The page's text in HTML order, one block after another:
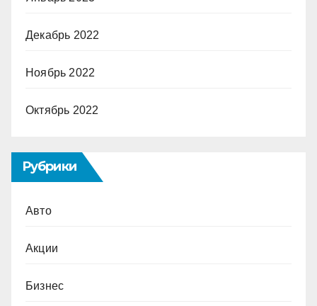
Декабрь 2022
Ноябрь 2022
Октябрь 2022
Рубрики
Авто
Акции
Бизнес